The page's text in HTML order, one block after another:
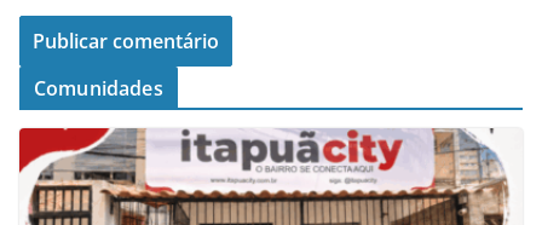
Comunidades